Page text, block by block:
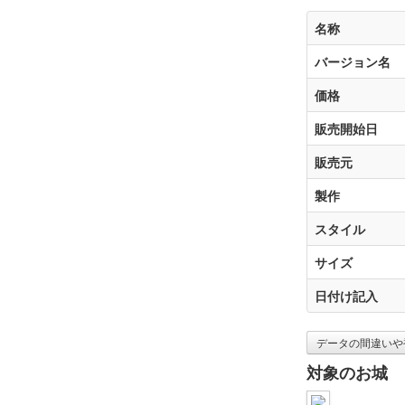
名称
バージョン名
価格
販売開始日
販売元
製作
スタイル
サイズ
日付け記入
データの間違い
対象のお城